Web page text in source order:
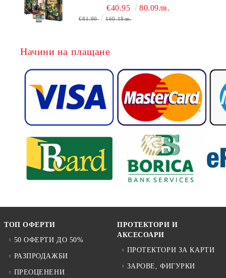
ЕКСПЕДИЦИИ + ПРОМО КАРТИ
БЕЗПЛАТНО
€40.95 80.09лв.
€81.90 160.18лв.
Начини на плащане
ТОП ОФЕРТИ
50 ОФЕРТИ ДО 50%
РАЗПРОДАЖБИ
ПРЕОЦЕНЕНИ
ПРОТЕКТОРИ И
АКСЕСОАРИ
ПРОТЕКТОРИ ЗА КАРТИ
ЗАРОВЕ, ФИГУРКИ